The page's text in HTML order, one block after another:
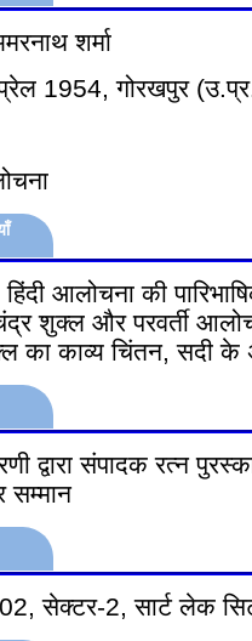
शर्मा
1954, गोरखपुर
हिंदी आलोचना की
शुक्ल और परवर्ती
का काव्य चिंतन, सदी के
द्वारा संपादक रत्न
सम्मान
सेक्‍टर-2, सार्ट लेक